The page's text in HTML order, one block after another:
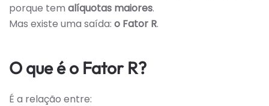
porque tem alíquotas maiores.
Mas existe uma saída: o Fator R.
O que é o Fator R?
É a relação entre: